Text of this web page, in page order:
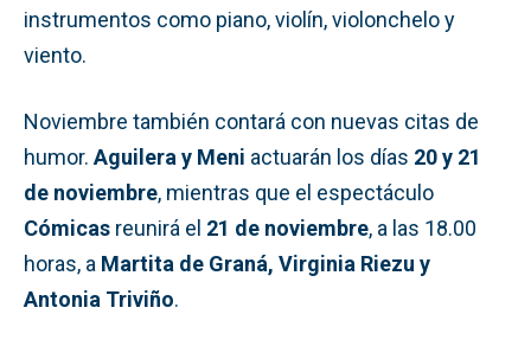
instrumentos como piano, violín, violonchelo y
viento.
Noviembre también contará con nuevas citas de
humor. Aguilera y Meni actuarán los días 20 y 21
de noviembre, mientras que el espectáculo
Cómicas reunirá el 21 de noviembre, a las 18.00
horas, a Martita de Graná, Virginia Riezu y
Antonia Triviño.